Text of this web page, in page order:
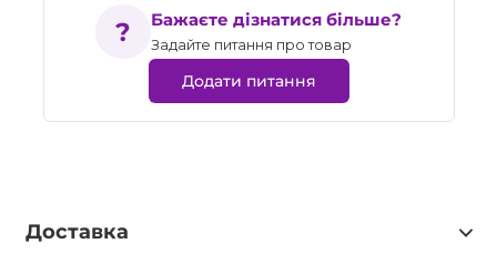
Бажаєте дізнатися більше?
Задайте питання про товар
Додати питання
Доставка